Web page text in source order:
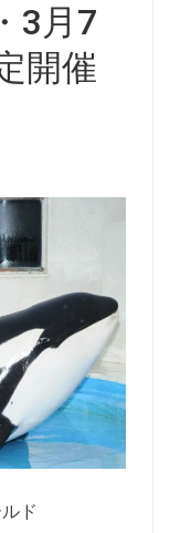
3月7
開催
ド